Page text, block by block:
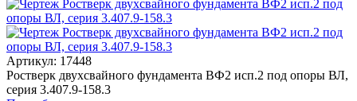
Артикул: 17448
Ростверк двухсвайного фундамента ВФ2 исп.2 под опоры ВЛ,
серия 3.407.9-158.3